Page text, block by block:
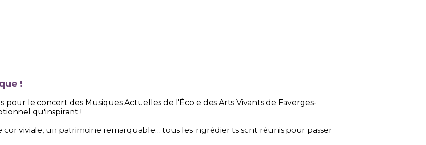
!
pour le concert des Musiques Actuelles de l'École des Arts Vivants de Faverges-
qu'inspirant !
conviviale, un patrimoine remarquable… tous les ingrédients sont réunis pour passer